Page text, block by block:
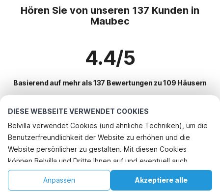
DIESE WEBSEITE VERWENDET COOKIES
Belvilla verwendet Cookies (und ähnliche Techniken), um die
Benutzerfreundlichkeit der Website zu erhöhen und die
Website persönlicher zu gestalten. Mit diesen Cookies
können Belvilla und Dritte Ihnen auf und eventuell auch
außerhalb unserer Website folgen, um Werbung Ihren
Interessen anzupassen und das Teilen von Informationen über
Akzeptiere alle
Anpassen
Hören Sie von unseren 137 Kunden in
Maubec
4.4/5
Basierend auf mehr als 137 Bewertungen zu 109 Häusern
Beliebteste Reiseziele für Urlaub
Top-Städte mit Top-Annehmlichkeiten für den Urlaub
Kinderfreundliche Ferienunterkünfte la-roque-sur-ceze
Kinderfreundliche Ferienunterkünfte le-thor
Kinderfreundliche Ferienunterkünfte laudun-lardoise
Beliebte Ausstattungen für Urlaub in Maubec
Kinderfreundliche Ferienunterkünfte
Beliebte Städte für den Urlaub in Luberon
Telefonisch buchen
Startseite Wunschliste Buchungen Konto